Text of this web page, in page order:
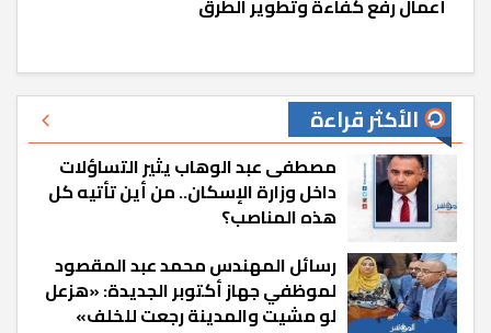
الأكثر قراءة
مصطفى عبد الوهاب يثير التساؤلات
داخل وزارة الإسكان.. من أين تأتيه كل
هذه المناصب؟
رسائل المهندس محمد عبد المقصود
لموظفي جهاز أكتوبر الجديدة: «هزعل
لو مشيت والمدينة رجعت للخلف»